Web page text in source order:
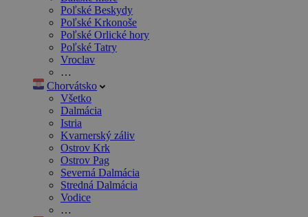
Poľské Beskydy
Poľské Krkonoše
Poľské Orlické hory
Poľské Tatry
Vroclav
…
Chorvátsko
Všetko
Dalmácia
Istria
Kvarnerský záliv
Ostrov Krk
Ostrov Pag
Severná Dalmácia
Stredná Dalmácia
Vodice
…